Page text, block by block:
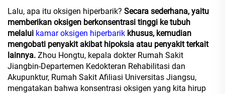
Lalu, apa itu oksigen hiperbarik? Secara sederhana, yaitu
memberikan oksigen berkonsentrasi tinggi ke tubuh
melalui kamar oksigen hiperbarik khusus, kemudian
mengobati penyakit akibat hipoksia atau penyakit terkait
lainnya. Zhou Hongtu, kepala dokter Rumah Sakit
Jiangbin-Departemen Kedokteran Rehabilitasi dan
Akupunktur, Rumah Sakit Afiliasi Universitas Jiangsu,
mengatakan bahwa konsentrasi oksigen yang kita hirup